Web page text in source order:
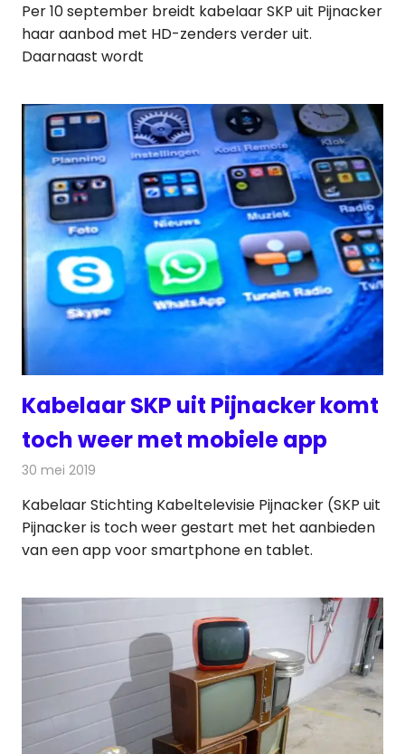
Per 10 september breidt kabelaar SKP uit Pijnacker
haar aanbod met HD-zenders verder uit.
Daarnaast wordt
Kabelaar SKP uit Pijnacker komt
toch weer met mobiele app
30 mei 2019
Kabelaar Stichting Kabeltelevisie Pijnacker (SKP uit
Pijnacker is toch weer gestart met het aanbieden
van een app voor smartphone en tablet.